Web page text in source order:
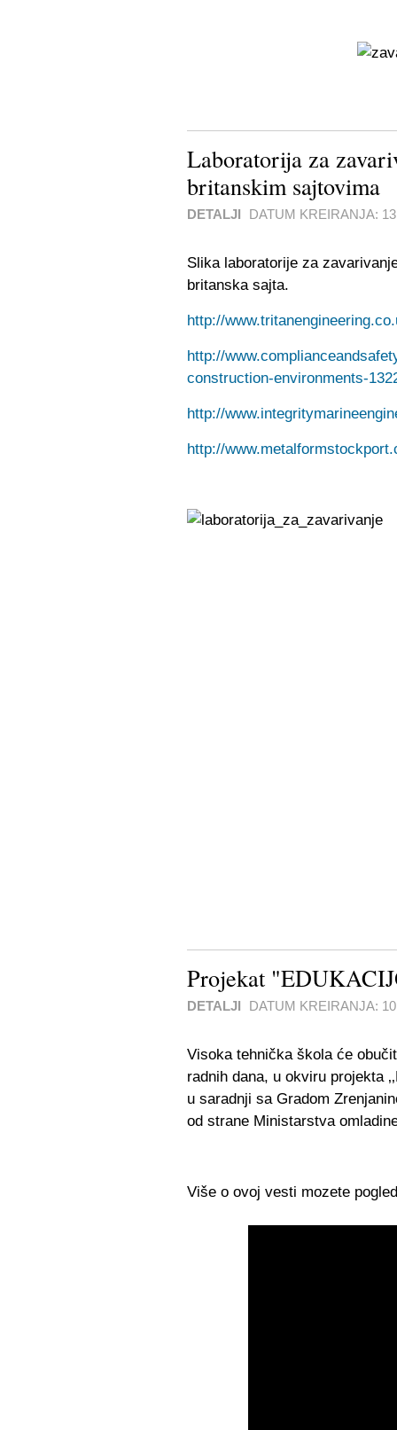
Laboratorija za
britanskim sajtovima
DETALJI DATUM KREIRANJA:
Slika laboratorije za
britanska sajta.
http://
http://
construction-environments-
http://
http://
Projekat
DETALJI DATUM KREIRANJA:
Visoka tehnička škola će
radnih dana, u okviru projekta
u saradnji sa Gradom
od strane Ministarstva
Više o ovoj vesti mozete